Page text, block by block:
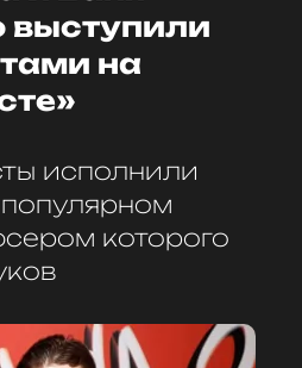
выступили
на
исполнили
которого